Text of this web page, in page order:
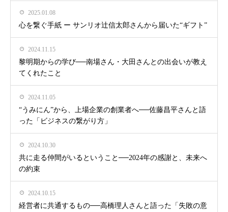
2025.01.08
心を繋ぐ手紙 ー サンリオ辻信太郎さんから届いた“ギフト”
2024.11.15
黎明期からの学び──南場さん・大田さんとの出会いが教え
てくれたこと
2024.11.05
“うみにん”から、上場企業の創業者へ──佐藤昌平さんと語
った「ビジネスの繋がり方」
2024.10.30
共に走る仲間がいるということ──2024年の感謝と、未来へ
の約束
2024.10.15
経営者に共通するもの──高橋理人さんと語った「失敗の意